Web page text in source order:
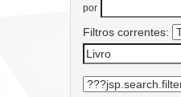
por
Filtros correntes: